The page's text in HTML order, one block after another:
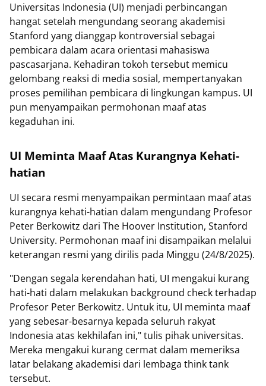
Universitas Indonesia (UI) menjadi perbincangan
hangat setelah mengundang seorang akademisi
Stanford yang dianggap kontroversial sebagai
pembicara dalam acara orientasi mahasiswa
pascasarjana. Kehadiran tokoh tersebut memicu
gelombang reaksi di media sosial, mempertanyakan
proses pemilihan pembicara di lingkungan kampus. UI
pun menyampaikan permohonan maaf atas
kegaduhan ini.
UI Meminta Maaf Atas Kurangnya Kehati-
hatian
UI secara resmi menyampaikan permintaan maaf atas
kurangnya kehati-hatian dalam mengundang Profesor
Peter Berkowitz dari The Hoover Institution, Stanford
University. Permohonan maaf ini disampaikan melalui
keterangan resmi yang dirilis pada Minggu (24/8/2025).
"Dengan segala kerendahan hati, UI mengakui kurang
hati-hati dalam melakukan background check terhadap
Profesor Peter Berkowitz. Untuk itu, UI meminta maaf
yang sebesar-besarnya kepada seluruh rakyat
Indonesia atas kekhilafan ini," tulis pihak universitas.
Mereka mengakui kurang cermat dalam memeriksa
latar belakang akademisi dari lembaga think tank
tersebut.